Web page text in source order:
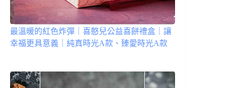
最溫暖的紅色炸彈｜喜憨兒公益喜餅禮盒｜讓
幸福更具意義｜純真時光A款、臻愛時光A款